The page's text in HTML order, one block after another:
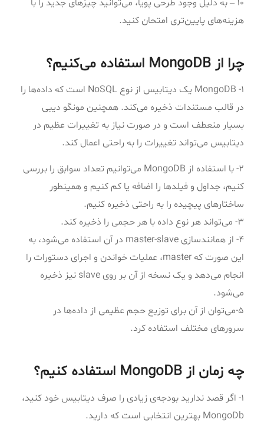
۱۰ – به دلیل وجود طرحی پویا، می‌توانید چیزهای جدید را با
هزینه‌های پایین‌تری امتحان کنید.
چرا از MongoDB استفاده می‌کنیم؟
۱- MongoDB یک دیتابیس از نوع NoSQL است که داده‌ها را
در قالب مستندات ذخیره می‌کند. همچنین مونگو دیبی
بسیار منعطف است و در صورت نیاز به تغییرات عظیم در
دیتابیس می‌تواند تغییرات را به راحتی اعمال کند.
۲- با استفاده از MongoDB می‌توانیم تعداد سوابق را بررسی
کنیم، جداول و فیلدها را اضافه یا کم کنیم و همینطور
ساختارهای پیچیده را به راحتی ذخیره کنیم.
۳- می‌تواند هر نوع داده با هر حجمی را ذخیره کند.
۴- از همانند‌سازی master-slave در آن استفاده می‌شود، به
این صورت که master، عملیات خواندن و اجرای دستورات را
انجام می‌دهد و یک نسخه از آن بر روی slave نیز ذخیره
می‌شود.
۵-می‌توان از آن برای توزیع حجم عظیمی از داده‌ها در
سرورهای مختلف استفاده کرد.
چه زمان از MongoDB استفاده کنیم؟
۱- اگر قصد ندارید بودجه‌ی زیادی را صرف دیتابیس خود کنید،
MongoDb بهترین انتخابی است که دارید.